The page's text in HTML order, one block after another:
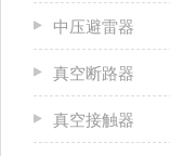
中压避雷器
真空断路器
真空接触器